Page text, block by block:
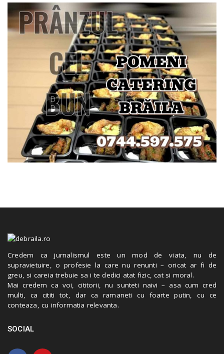
Credem ca jurnalismul este un mod de viata, nu de
supravietuire, o profesie la care nu renunti – oricat ar fi de
greu, si careia trebuie sa i te dedici atat fizic, cat si moral.
Mai credem ca voi, cititorii, nu sunteti naivi – asa cum cred
multi, ca cititi tot, dar ca ramaneti cu foarte putin, cu ce
conteaza, cu informatia relevanta.
SOCIAL